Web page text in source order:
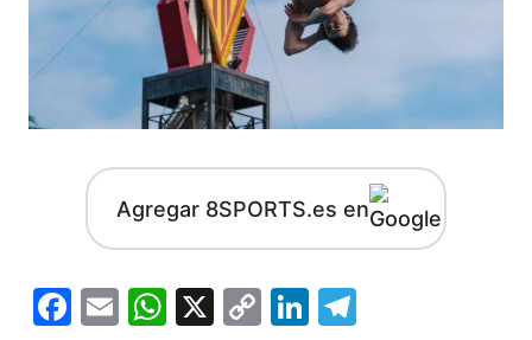
Agregar 8SPORTS.es en
Facebook
EmailWhatsApp
X
CopyLinkedIn